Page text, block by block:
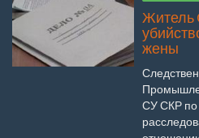
Житель
жены
СУ СКР по